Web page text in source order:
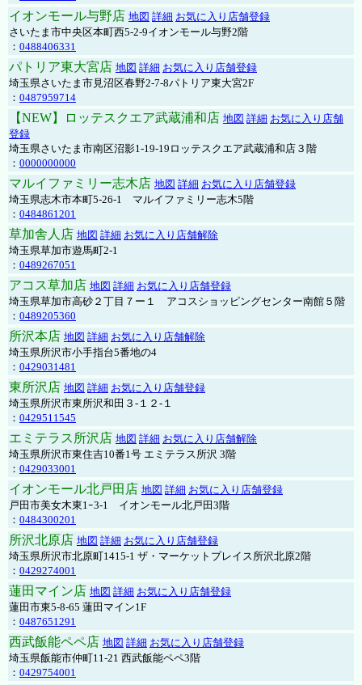
イオンモール与野店 地図 詳細 お気に入り店舗登録
さいたま市中央区本町西5-2-9イオンモール与野2階
： 0488406331
パトリア東大宮店 地図 詳細 お気に入り店舗登録
埼玉県さいたま市見沼区春野2-7-8パトリア東大宮2F
： 0487959714
【NEW】ロッテスクエア武蔵浦和店 地図 詳細 お気に入り店舗
登録
埼玉県さいたま市南区沼影1-19-19ロッテスクエア武蔵浦和店３階
： 0000000000
マルイファミリー志木店 地図 詳細 お気に入り店舗登録
埼玉県志木市本町5-26-1 マルイファミリー志木5階
： 0484861201
草加舎人店 地図 詳細 お気に入り店舗解除
埼玉県草加市遊馬町2-1
： 0489267051
アコス草加店 地図 詳細 お気に入り店舗登録
埼玉県草加市高砂２丁目７ー１ アコスショッピングセンター南館５階
： 0489205360
所沢本店 地図 詳細 お気に入り店舗解除
埼玉県所沢市小手指台5番地の4
： 0429031481
東所沢店 地図 詳細 お気に入り店舗登録
埼玉県所沢市東所沢和田３-１２-１
： 0429511545
エミテラス所沢店 地図 詳細 お気に入り店舗解除
埼玉県所沢市東住吉10番1号 エミテラス所沢 3階
： 0429033001
イオンモール北戸田店 地図 詳細 お気に入り店舗登録
戸田市美女木東1ｰ3‐1 イオンモール北戸田3階
： 0484300201
所沢北原店 地図 詳細 お気に入り店舗登録
埼玉県所沢市北原町1415-1 ザ・マーケットプレイス所沢北原2階
： 0429274001
蓮田マイン店 地図 詳細 お気に入り店舗登録
蓮田市東5-8-65 蓮田マイン1F
： 0487651291
西武飯能ペペ店 地図 詳細 お気に入り店舗登録
埼玉県飯能市仲町11-21 西武飯能ペペ3階
： 0429754001